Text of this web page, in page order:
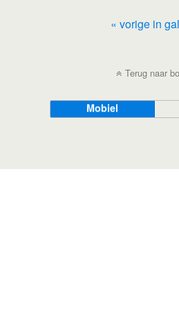
« vorige in
Terug naar
Mobiel